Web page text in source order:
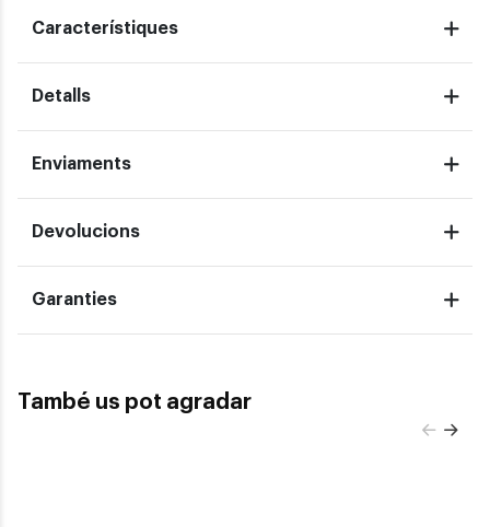
Característiques
Detalls
Enviaments
Devolucions
Garanties
També us pot agradar